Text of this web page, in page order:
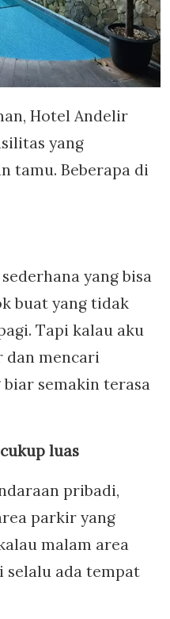
Hotel Andelir
yang
tamu. Beberapa di
yang bisa
buat yang tidak
Tapi kalau aku
dan mencari
biar semakin terasa
luas
pribadi,
parkir yang
malam area
ada tempat